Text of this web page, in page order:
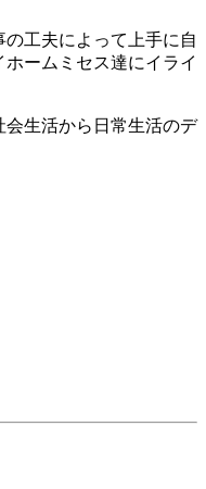
工夫によって上手に自
ームミセス達にイライ
会生活から日常生活のデ